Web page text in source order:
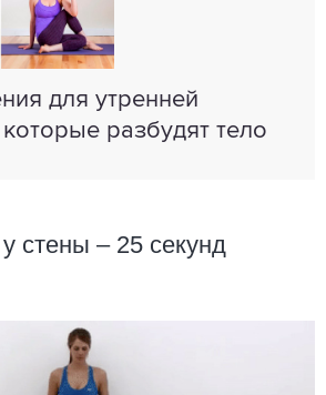
для утренней
разбудят тело
стены – 25 секунд